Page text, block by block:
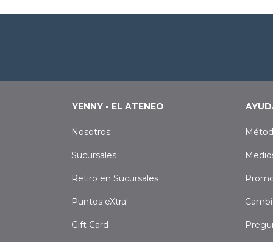
YENNY - EL ATENEO
Nosotros
Sucursales
Retiro en Sucursales
Puntos eXtra!
Gift Card